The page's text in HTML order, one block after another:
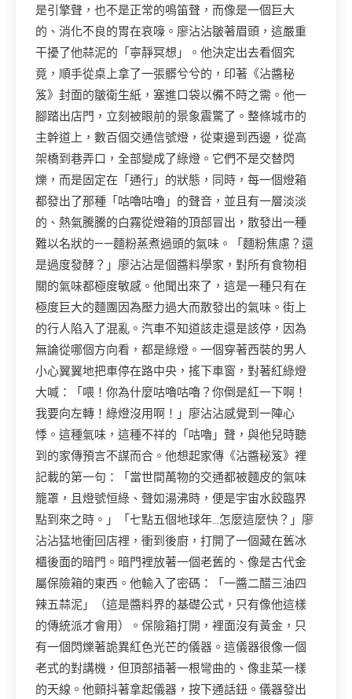
是引擎聲，也不是正常的鳴笛聲，而像是一個巨大
的、消化不良的胃在哀嚎。廖沾沾皺著眉頭，這嚴重
干擾了他蒜泥的「寧靜冥想」。他決定出去看個究
竟，順手從桌上拿了一張髒兮兮的，印著《沾醬秘
笈》封面的皺衛生紙，塞進口袋以備不時之需。他一
腳踏出店門，立刻被眼前的景象震驚了。整條城市的
主幹道上，數百個交通信號燈，從東邊到西邊，從高
架橋到巷弄口，全部變成了綠燈。它們不是交替閃
爍，而是固定在「通行」的狀態，同時，每一個燈箱
都發出了那種「咕嚕咕嚕」的聲音，並且有一層淡淡
的、熱氣騰騰的白霧從燈箱的頂部冒出，散發出一種
難以名狀的——麵粉蒸煮過頭的氣味。「麵粉焦慮？還
是過度發酵？」廖沾沾是個醬料學家，對所有食物相
關的氣味都極度敏感。他聞出來了，這是一種只有在
極度巨大的麵團因為壓力過大而散發出的氣味。街上
的行人陷入了混亂。汽車不知道該走還是該停，因為
無論從哪個方向看，都是綠燈。一個穿著西裝的男人
小心翼翼地把車停在路中央，搖下車窗，對著紅綠燈
大喊：「喂！你為什麼咕嚕咕嚕？你倒是紅一下啊！
我要向左轉！綠燈沒用啊！」廖沾沾感覺到一陣心
悸。這種氣味，這種不祥的「咕嚕」聲，與他兒時聽
到的家傳預言不謀而合。他想起家傳《沾醬秘笈》裡
記載的第一句：「當世間萬物的交通都被麵皮的氣味
籠罩，且燈號恒綠、聲如湯沸時，便是宇宙水餃臨界
點到來之時。」「七點五個地球年…怎麼這麼快？」廖
沾沾猛地衝回店裡，衝到後廚，打開了一個藏在舊冰
櫃後面的暗門。暗門裡放著一個老舊的、像是古代金
屬保險箱的東西。他輸入了密碼：「一醬二醋三油四
辣五蒜泥」（這是醬料界的基礎公式，只有像他這樣
的傳統派才會用）。保險箱打開，裡面沒有黃金，只
有一個閃爍著詭異紅色光芒的儀器。這儀器很像一個
老式的對講機，但頂部插著一根彎曲的、像韭菜一樣
的天線。他顫抖著拿起儀器，按下通話鈕。儀器發出